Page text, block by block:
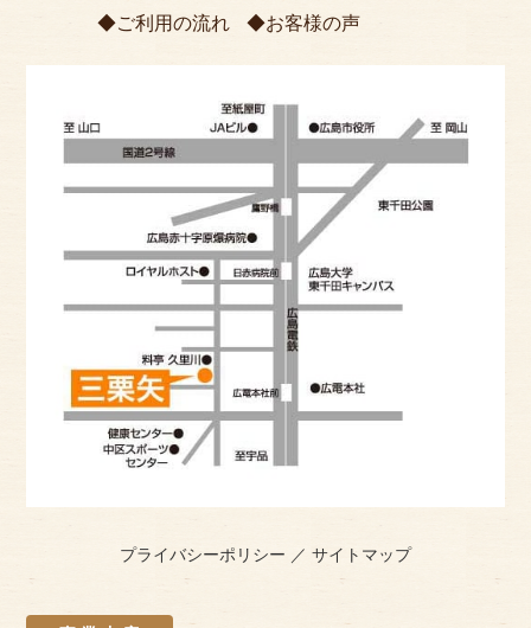
ご利用の流れ
お客様の声
プライバシーポリシー ／ サイトマップ